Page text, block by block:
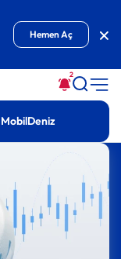
Hemen Aç
2
MobilDeniz